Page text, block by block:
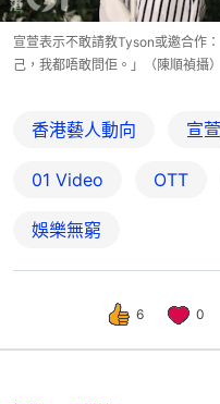
宣萱表示不敢請教Tyson或邀合作
己，我都唔敢問佢。」（陳順禎攝）
香港藝人動向 宣萱
01 Video OTT
娛樂無窮
6 0